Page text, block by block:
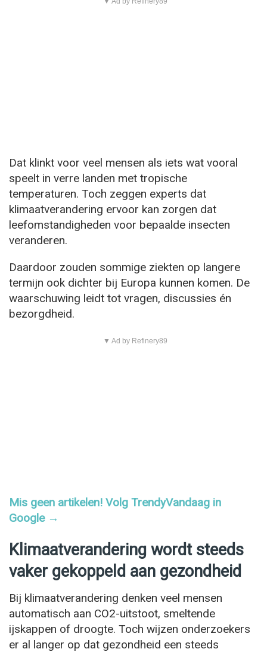
Dat klinkt voor veel mensen als iets wat vooral
speelt in verre landen met tropische
temperaturen. Toch zeggen experts dat
klimaatverandering ervoor kan zorgen dat
leefomstandigheden voor bepaalde insecten
veranderen.
Daardoor zouden sommige ziekten op langere
termijn ook dichter bij Europa kunnen komen. De
waarschuwing leidt tot vragen, discussies én
bezorgdheid.
▼ Ad by Refinery89
Mis geen artikelen! Volg TrendyVandaag in
Google →
Klimaatverandering wordt steeds
vaker gekoppeld aan gezondheid
Bij klimaatverandering denken veel mensen
automatisch aan CO2-uitstoot, smeltende
ijskappen of droogte. Toch wijzen onderzoekers
er al langer op dat gezondheid een steeds